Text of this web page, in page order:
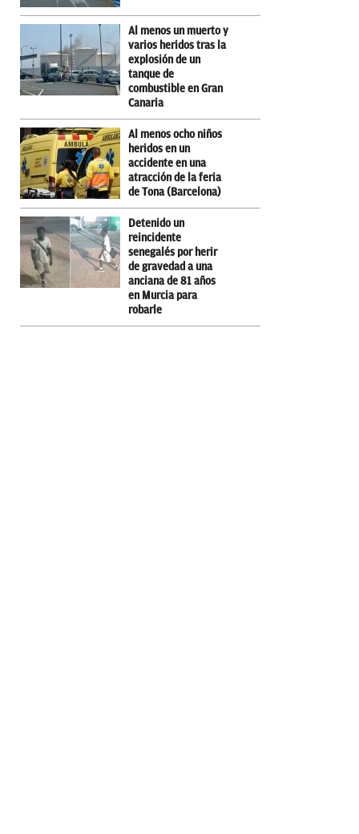
Al menos un muerto y
varios heridos tras la
explosión de un
tanque de
combustible en Gran
Canaria
Al menos ocho niños
heridos en un
accidente en una
atracción de la feria
de Tona (Barcelona)
Detenido un
reincidente
senegalés por herir
de gravedad a una
anciana de 81 años
en Murcia para
robarle